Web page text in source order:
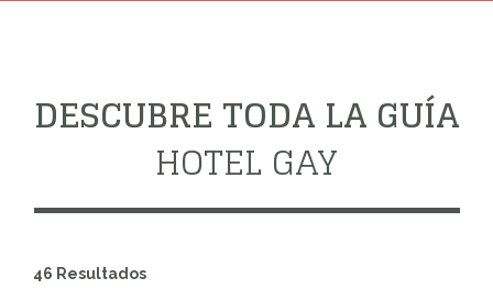
DESCUBRE TODA LA GUÍA
HOTEL GAY
46 Resultados